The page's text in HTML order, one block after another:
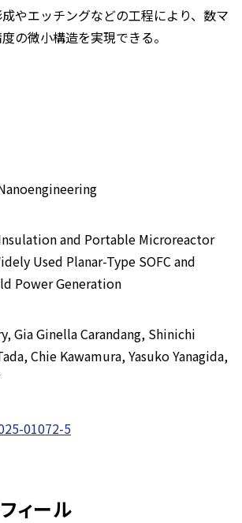
やエッチングなどの工程により、数マ
の微小構造を実現できる。
and Portable Microreactor
Used Planar-Type SOFC and
Power Generation
Gia Ginella Carandang, Shinichi
Chie Kawamura, Yasuko Yanagida,
01072-5
ィール